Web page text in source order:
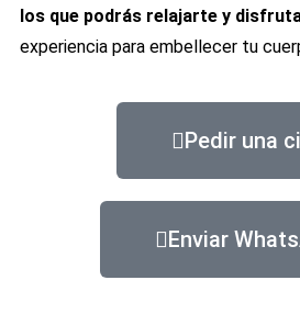
los que podrás relajarte y
experiencia para embellecer tu
Pedir una
Enviar